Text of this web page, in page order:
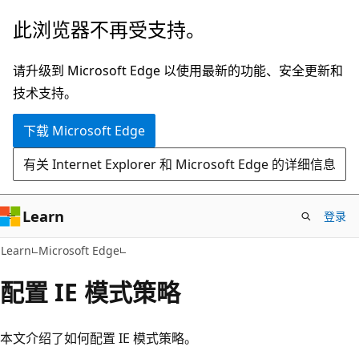
跳
主
要
内
此浏览器不再受支持。
请升级到 Microsoft Edge 以使用最新的功能、安全更新和
技术支持。
下载 Microsoft Edge
有关 Internet Explorer 和 Microsoft Edge 的详细信息
Learn 登录
Learn Microsoft Edge
配置 IE 模式策略
本文介绍了如何配置 IE 模式策略。